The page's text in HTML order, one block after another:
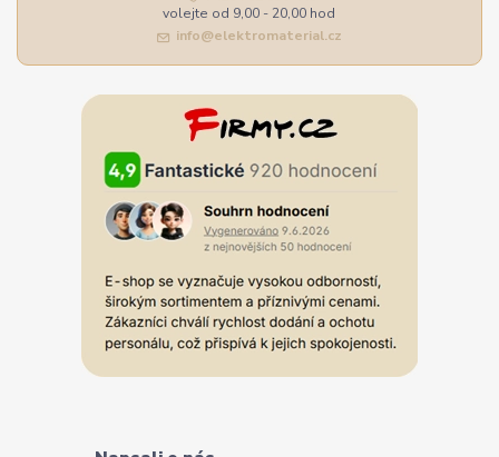
volejte od 9,00 - 20,00 hod
info@elektromaterial.cz